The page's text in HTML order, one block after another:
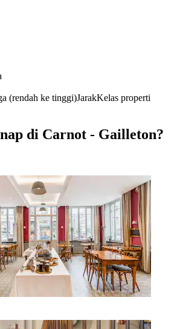
(rendah ke tinggi)JarakKelas properti
di Carnot - Gailleton?